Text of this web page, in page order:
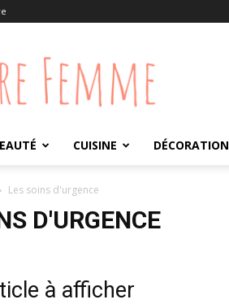
Vivre
Femme
CUISINE DÉCORATION
Les soins d'urgence
D'URGENCE
à afficher